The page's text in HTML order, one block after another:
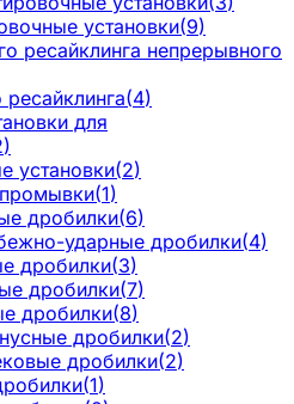
установки(9)
ресайклинга непрерывного
ресайклинга(4)
для
)
установки(2)
(1)
дробилки(6)
ударные дробилки(4)
дробилки(3)
дробилки(7)
дробилки(8)
дробилки(2)
дробилки(2)
(1)